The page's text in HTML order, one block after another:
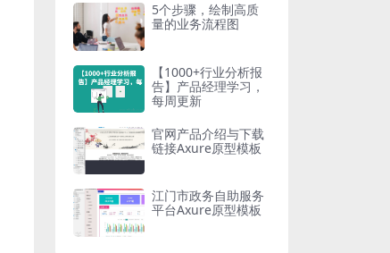
5个步骤，绘制高质
量的业务流程图
【1000+行业分析报
告】产品经理学习，
每周更新
官网产品介绍与下载
链接Axure原型模板
江门市政务自助服务
平台Axure原型模板